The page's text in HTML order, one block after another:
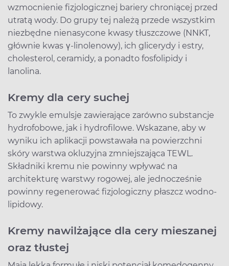
wzmocnienie fizjologicznej bariery chroniącej przed
utratą wody. Do grupy tej należą przede wszystkim
niezbędne nienasycone kwasy tłuszczowe (NNKT,
głównie kwas γ-linolenowy), ich glicerydy i estry,
cholesterol, ceramidy, a ponadto fosfolipidy i
lanolina.
Kremy dla cery suchej
To zwykle emulsje zawierające zarówno substancje
hydrofobowe, jak i hydrofilowe. Wskazane, aby w
wyniku ich aplikacji powstawała na powierzchni
skóry warstwa okluzyjna zmniejszająca TEWL.
Składniki kremu nie powinny wpływać na
architekturę warstwy rogowej, ale jednocześnie
powinny regenerować fizjologiczny płaszcz wodno-
lipidowy.
Kremy nawilżające dla cery mieszanej
oraz tłustej